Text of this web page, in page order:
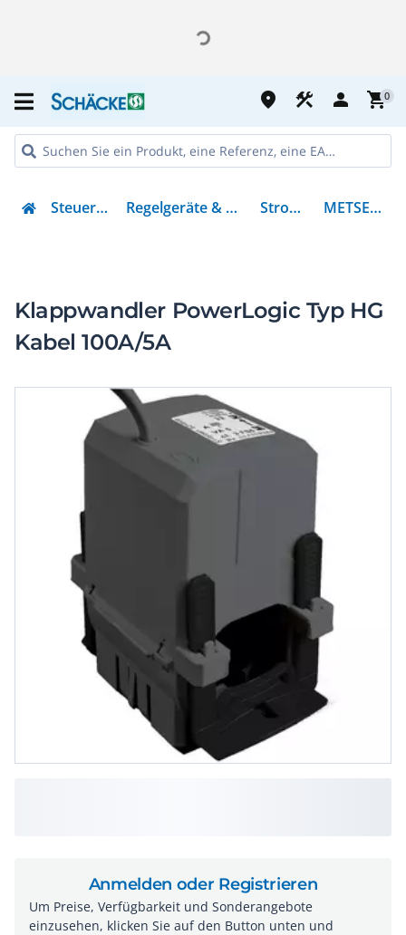
place construction person shopping_cart0
Steuern & Regeln Regelgeräte & Stromversorgung Stromwandler METSECT5HG010
Klappwandler PowerLogic Typ HG
Kabel 100A/5A
Anmelden oder Registrieren
Um Preise, Verfügbarkeit und Sonderangebote
einzusehen, klicken Sie auf den Button unten und